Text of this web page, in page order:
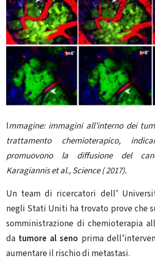
Immagine: immagini all’interno dei
trattamento chemioterapico,
promuovono la diffusione del
Karagiannis et al., Science ( 2017).
Un team di ricercatori dell’
negli Stati Uniti ha trovato prove che
somministrazione di chemioterapia
da tumore al seno prima
aumentare il rischio di metastasi.